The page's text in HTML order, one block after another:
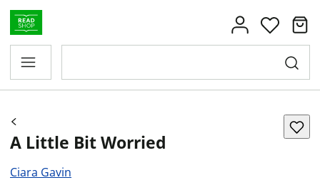
A Little Bit Worried
Ciara Gavin